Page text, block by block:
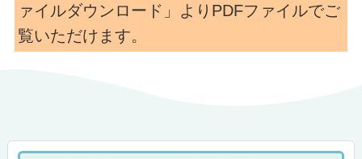
ァイルダウンロード」よりPDFファイルでご
覧いただけます。